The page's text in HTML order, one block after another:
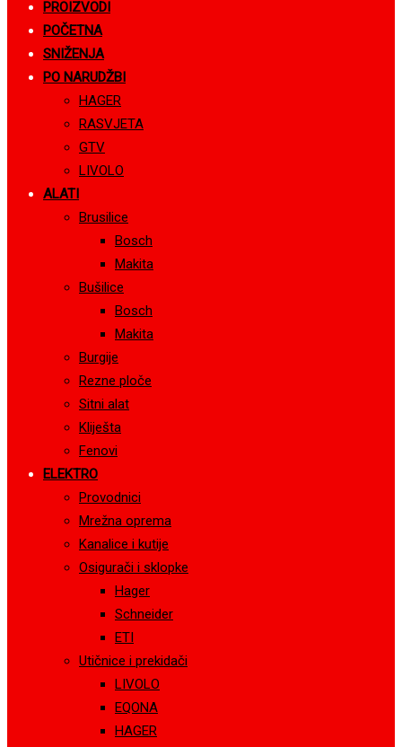
PROIZVODI
POČETNA
SNIŽENJA
PO NARUDŽBI
HAGER
RASVJETA
GTV
LIVOLO
ALATI
Brusilice
Bosch
Makita
Bušilice
Bosch
Makita
Burgije
Rezne ploče
Sitni alat
Kliješta
Fenovi
ELEKTRO
Provodnici
Mrežna oprema
Kanalice i kutije
Osigurači i sklopke
Hager
Schneider
ETI
Utičnice i prekidači
LIVOLO
EQONA
HAGER